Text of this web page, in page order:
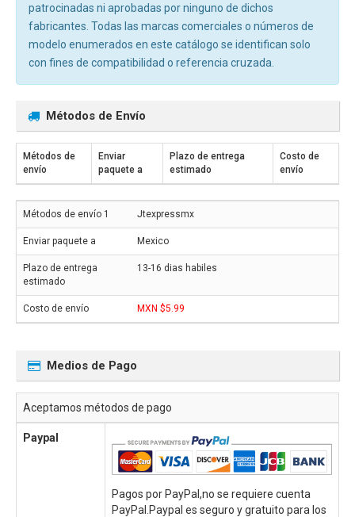
patrocinadas ni aprobadas por ninguno de dichos
fabricantes. Todas las marcas comerciales o números de
modelo enumerados en este catálogo se identifican solo
con fines de compatibilidad o referencia cruzada.
Métodos de Envío
Métodos de
envío
Enviar
paquete a
Plazo de entrega
estimado
Costo de
envío
Jtexpressmx
Mexico
13-16 dias habiles
MXN $5.99
Medios de Pago
Aceptamos métodos de pago
Paypal
Pagos por PayPal,no se requiere cuenta
PayPal.Paypal es seguro y gratuito para los